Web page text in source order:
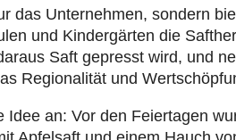
das Unter­neh­men, sondern
und Kin­der­gär­ten die
Saft gepresst wird, und
Regio­na­li­tät und
an: Vor den Fei­er­ta­gen